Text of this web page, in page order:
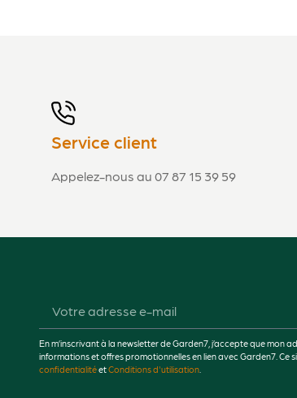
Service client
Appelez-nous au 07 87 15 39 59
En m’inscrivant à la newsletter de Garden7, j’accepte que mon
informations et offres promotionnelles en lien avec Garden7. Ce
confidentialitéetConditions d'utilisation